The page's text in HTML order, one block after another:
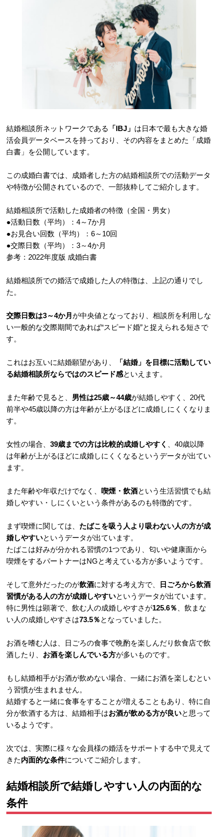
結婚相談所ネットワークである 「IBJ」 は日本で最も大きな婚
活会員データベースを持っており、その内容をまとめた「成婚
白書」を公開しています。
この成婚白書では、成婚者した方の結婚相談所での活動データ
や特徴が公開されているので、一部抜粋してご紹介します。
結婚相談所で活動した成婚者の特徴（全国・男女）
●活動日数（平均）：4～7か月
●お見合い回数（平均）：6～10回
●交際日数（平均）：3～4か月
参考：2022年度版 成婚白書
結婚相談所での婚活で成婚した人の特徴は、上記の通りでし
た。
交際日数は3～4か月 が中央値となっており、相談所を利用しな
い一般的な交際期間であれば“スピード婚”と捉えられる短さで
す。
これはお互いに結婚願望があり、
「結婚」を目標に活動してい
る結婚相談所ならではのスピード感といえます。
また年齢で見ると、 男性は25歳～44歳が結婚しやすく、20代
前半や45歳以降の方は年齢が上がるほどに成婚しにくくなりま
す。
女性の場合、39歳までの方は比較的成婚しやすく
、40歳以降
は年齢が上がるほどに成婚しにくくなるというデータが出てい
ます。
また年齢や年収だけでなく、喫煙・飲酒という生活習慣でも結
婚しやすい・しにくいという条件があるのも特徴的です。
まず喫煙に関しては、 たばこを吸う人より吸わない人の方が成
婚しやすいというデータが出ています。
たばこは好みが分かれる習慣の1つであり、匂いや健康面から
喫煙をするパートナーはNGと考えている方が多いようです。
そして意外だったのが飲酒に対する考え方で、
日ごろから飲酒
習慣がある人の方が成婚しやすいというデータが出ています。
特に男性は顕著で、飲む人の成婚しやすさが125.6％ 、飲まな
い人の成婚しやすさは73.5％となっていました。
お酒を嗜む人は、日ごろの食事で晩酌を楽しんだり飲食店で飲
酒したり、 お酒を楽しんでいる方が多いものです。
もし結婚相手がお酒が飲めない場合、一緒にお酒を楽しむとい
う習慣が生まれません。
結婚すると一緒に食事をすることが増えることもあり、特に自
分が飲酒する方は、結婚相手はお酒が飲める方が良いと思って
いるようです。
次では、実際に様々な会員様の婚活をサポートする中で見えて
きた内面的な条件についてご紹介します。
結婚相談所で結婚しやすい人の内面的な
条件